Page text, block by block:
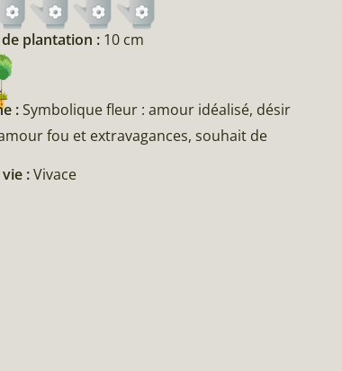
plantation : 10 cm
:Symbolique fleur : amour idéalisé, désir
fou et extravagances, souhait de
:Vivace